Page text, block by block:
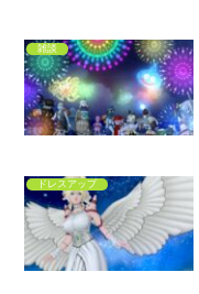
雑談
ドレスアップ